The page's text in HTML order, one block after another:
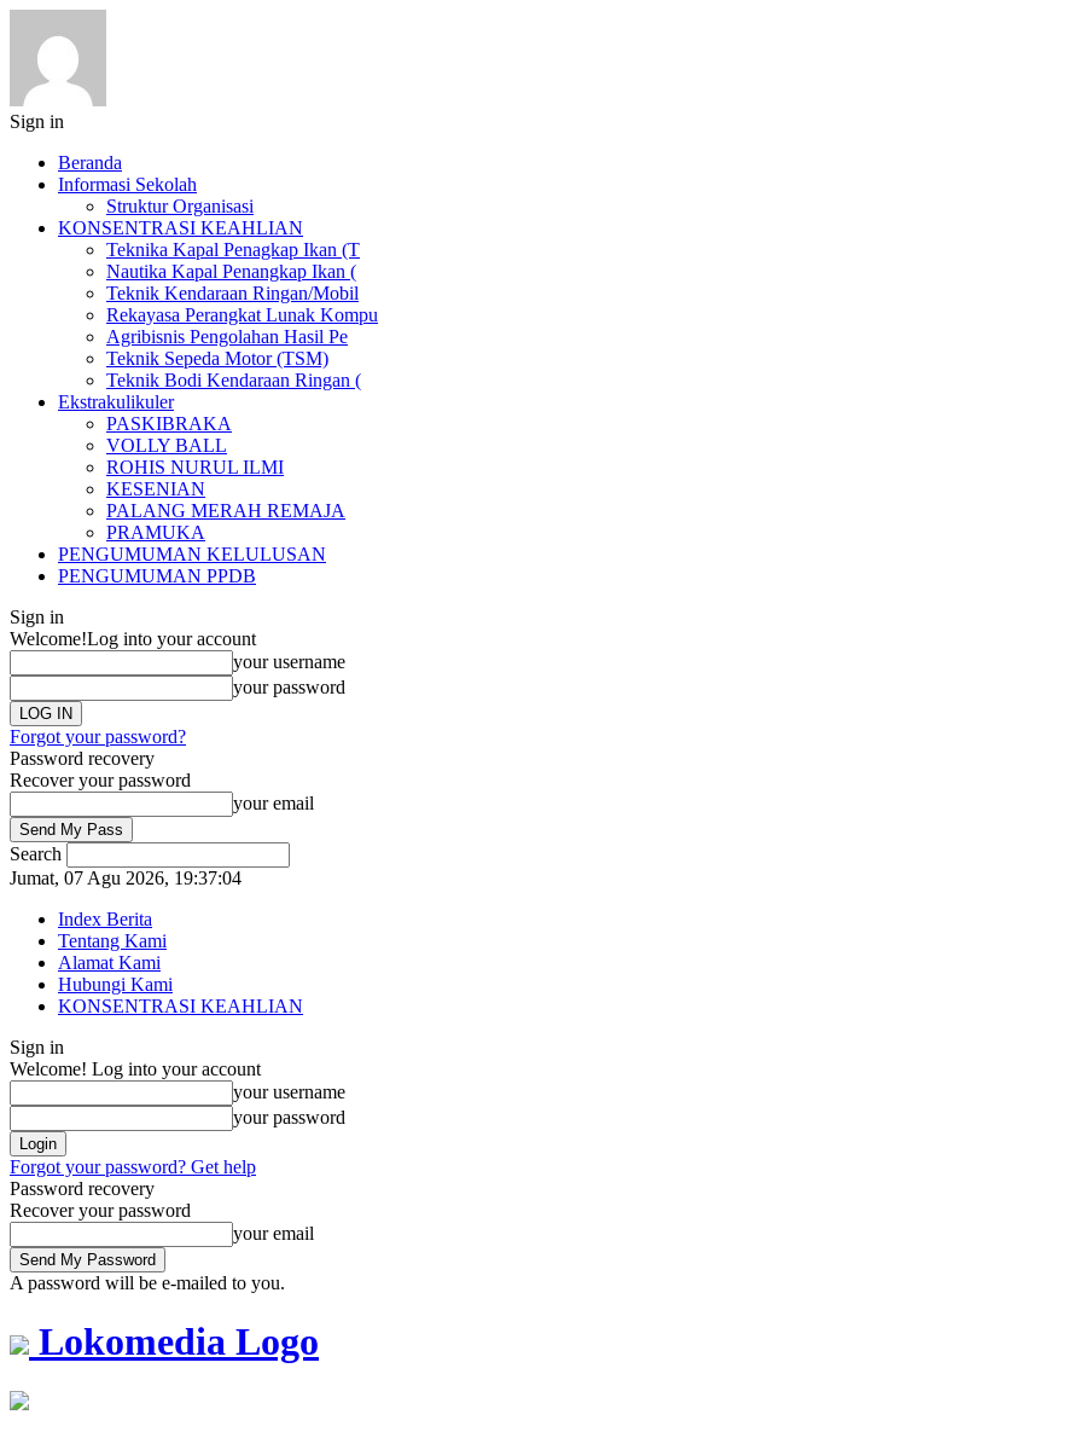
Sign in
Beranda
Informasi Sekolah
Struktur Organisasi
KONSENTRASI KEAHLIAN
Teknika Kapal Penagkap Ikan (T
Nautika Kapal Penangkap Ikan (
Teknik Kendaraan Ringan/Mobil
Rekayasa Perangkat Lunak Kompu
Agribisnis Pengolahan Hasil Pe
Teknik Sepeda Motor (TSM)
Teknik Bodi Kendaraan Ringan (
Ekstrakulikuler
PASKIBRAKA
VOLLY BALL
ROHIS NURUL ILMI
KESENIAN
PALANG MERAH REMAJA
PRAMUKA
PENGUMUMAN KELULUSAN
PENGUMUMAN PPDB
Sign in
Welcome!Log into your account
your username
your password
Forgot your password?
Password recovery
Recover your password
your email
Search
Jumat, 07 Agu 2026, 19:37:04
Index Berita
Tentang Kami
Alamat Kami
Hubungi Kami
KONSENTRASI KEAHLIAN
Sign in
Welcome! Log into your account
your username
your password
Forgot your password? Get help
Password recovery
Recover your password
your email
A password will be e-mailed to you.
Lokomedia Logo